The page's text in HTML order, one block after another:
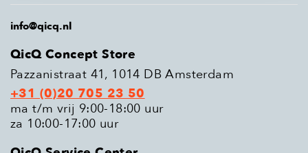
info@qicq.nl
QicQ Concept Store
Pazzanistraat 41, 1014 DB Amsterdam
+31 (0)20 705 23 50
ma t/m vrij 9:00-18:00 uur
za 10:00-17:00 uur